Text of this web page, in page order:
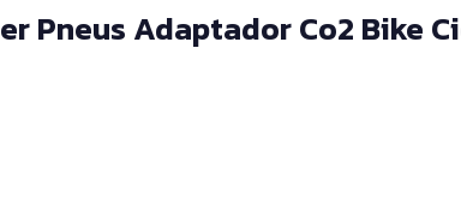
Pneus Adaptador Co2 Bike